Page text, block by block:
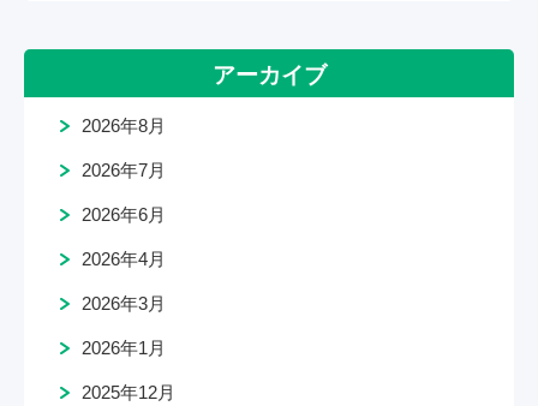
アーカイブ
2026年8月
2026年7月
2026年6月
2026年4月
2026年3月
2026年1月
2025年12月